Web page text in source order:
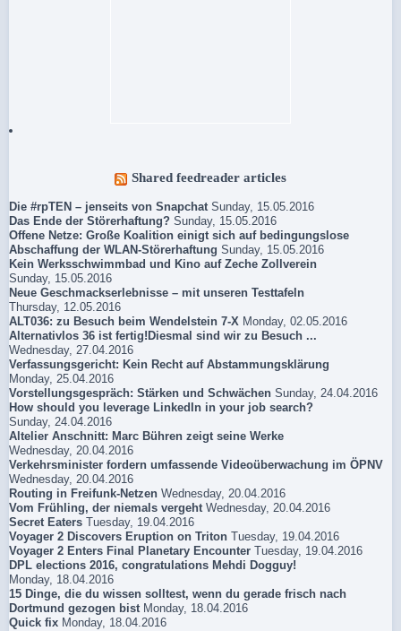
Shared feedreader articles
Die #rpTEN – jenseits von Snapchat Sunday, 15.05.2016
Das Ende der Störerhaftung? Sunday, 15.05.2016
Offene Netze: Große Koalition einigt sich auf bedingungslose
Abschaffung der WLAN-Störerhaftung Sunday, 15.05.2016
Kein Werksschwimmbad und Kino auf Zeche Zollverein
Sunday, 15.05.2016
Neue Geschmackserlebnisse – mit unseren Testtafeln
Thursday, 12.05.2016
ALT036: zu Besuch beim Wendelstein 7-X Monday, 02.05.2016
Alternativlos 36 ist fertig!Diesmal sind wir zu Besuch ...
Wednesday, 27.04.2016
Verfassungsgericht: Kein Recht auf Abstammungsklärung
Monday, 25.04.2016
Vorstellungsgespräch: Stärken und Schwächen Sunday, 24.04.2016
How should you leverage LinkedIn in your job search?
Sunday, 24.04.2016
Altelier Anschnitt: Marc Bühren zeigt seine Werke
Wednesday, 20.04.2016
Verkehrsminister fordern umfassende Videoüberwachung im ÖPNV
Wednesday, 20.04.2016
Routing in Freifunk-Netzen Wednesday, 20.04.2016
Vom Frühling, der niemals vergeht Wednesday, 20.04.2016
Secret Eaters Tuesday, 19.04.2016
Voyager 2 Discovers Eruption on Triton Tuesday, 19.04.2016
Voyager 2 Enters Final Planetary Encounter Tuesday, 19.04.2016
DPL elections 2016, congratulations Mehdi Dogguy!
Monday, 18.04.2016
15 Dinge, die du wissen solltest, wenn du gerade frisch nach
Dortmund gezogen bist Monday, 18.04.2016
Quick fix Monday, 18.04.2016